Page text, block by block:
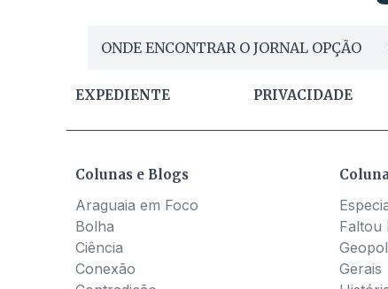
ONDE ENCONTRAR O JORNAL OPÇÃO
EXPEDIENTE PRIVACIDADE
Colunas e Blogs
Araguaia em Foco
Bolha
Ciência
Conexão
Faltou
Gerais